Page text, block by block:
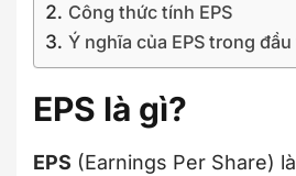
Công thức tính EPS
Ý nghĩa của EPS trong
EPS là gì?
EPS (Earnings Per Share)